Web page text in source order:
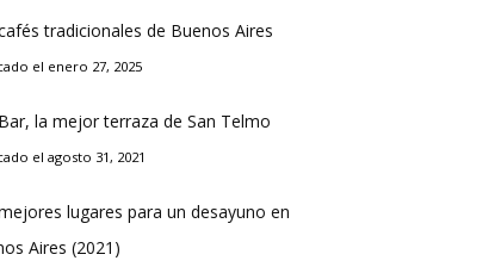
tradicionales de Buenos Aires
el enero 27, 2025
la mejor terraza de San Telmo
el agosto 31, 2021
lugares para un desayuno en
Aires (2021)